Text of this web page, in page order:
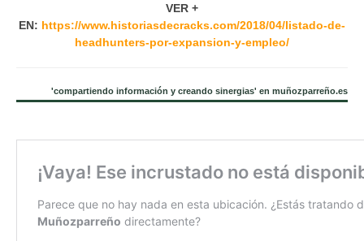
VER +
EN: https://www.historiasdecracks.com/2018/04/listado-de-
headhunters-por-expansion-y-empleo/
'compartiendo información y creando sinergias' en muñozparreño.es